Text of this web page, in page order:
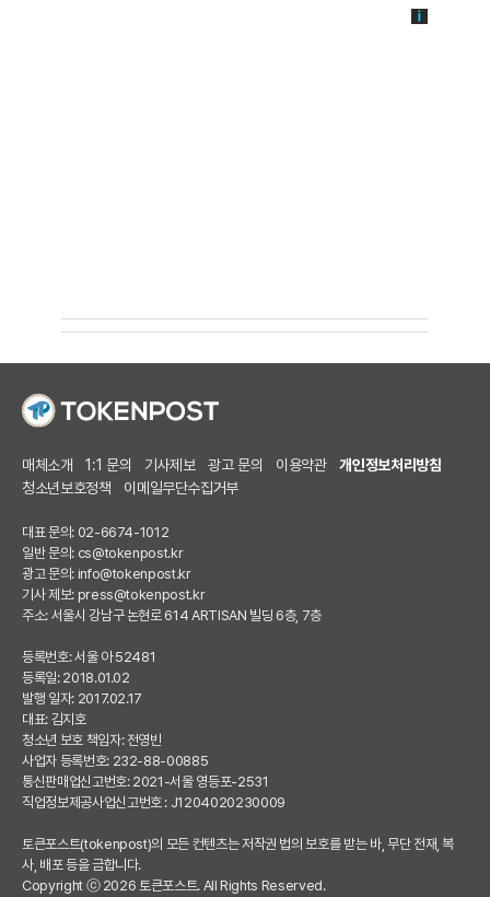
매체소개 1:1 문의 기사제보 광고 문의 이용약관
개인정보처리방침
청소년보호정책
이메일무단수집거부
대표 문의: 02-6674-1012
일반 문의: cs@tokenpost.kr
광고 문의: info@tokenpost.kr
기사 제보: press@tokenpost.kr
주소: 서울시 강남구 논현로 614 ARTISAN 빌딩 6층, 7층
등록번호: 서울 아 52481
등록일: 2018.01.02
발행 일자: 2017.02.17
대표: 김지호
청소년 보호 책임자: 전영빈
사업자 등록번호: 232-88-00885
통신판매업신고번호: 2021-서울 영등포-2531
직업정보제공사업신고번호 : J1204020230009
토큰포스트(tokenpost)의 모든 컨텐츠는 저작권 법의 보호를 받는 바, 무단 전재, 복
사, 배포 등을 금합니다.
Copyright ⓒ 2026 토큰포스트. All Rights Reserved.